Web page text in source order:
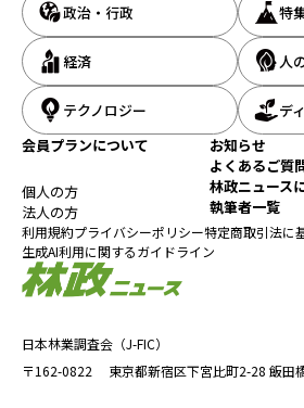
日本林業調査会（J-FIC）
〒162-0822
東京都新宿区下宮比町2-28 飯田
政治・行政 特
経済 人
テクノロジー
デ
会員プランについて
個人の方
法人の方
お知らせ
よくあるご質
林政ニュース
執筆者一覧
利用規約プライバシーポリシー特定商取引法に
生成AI利用に関するガイドライン